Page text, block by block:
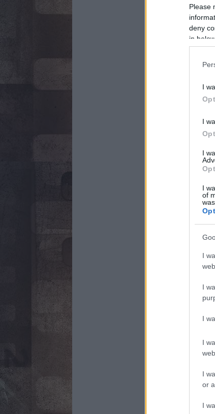
Please
deny
in
I
I
I
I
of
I
I
I
I
I
or
I